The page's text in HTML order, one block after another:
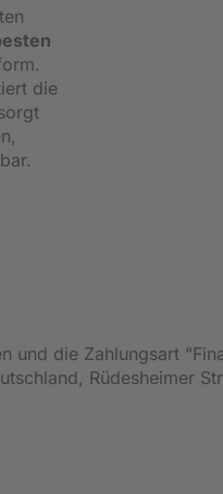
die
und die Zahlungsart
Rüdesheimer